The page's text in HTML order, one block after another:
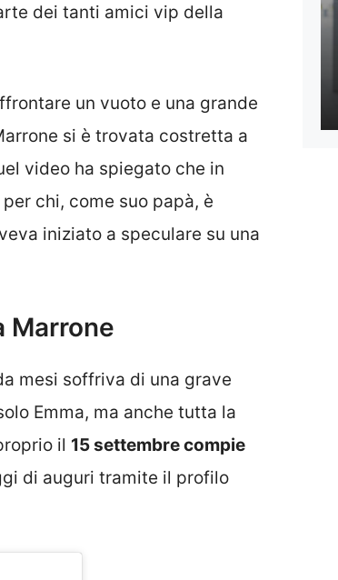
dei tanti amici vip della
un vuoto e una grande
si è trovata costretta a
video ha spiegato che in
per chi, come suo papà, è
iniziato a speculare su una
Marrone
mesi soffriva di una grave
Emma, ma anche tutta la
il 15 settembre compie
di auguri tramite il profilo